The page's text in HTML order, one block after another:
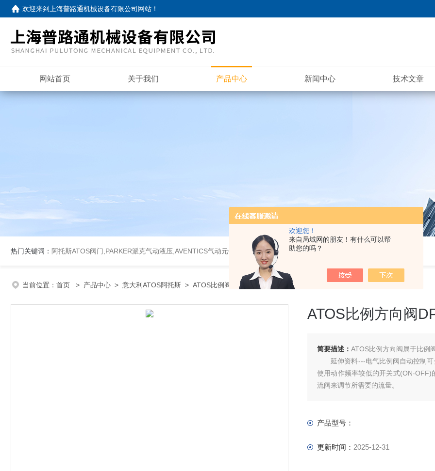
欢迎您！
来自局域网的朋友！有什么可以帮
助您的吗？
欢迎来到 上海普路通机械设备有限公司网站 ！
网站首页 关于我们 产品中心 新闻中心 技术文章
热门关键词： 阿托斯ATOS阀门,PARKER派克气动液压,AVENTICS气动元件
当前位置： 首页 > 产品中心 > 意大利ATOS阿托斯 > ATOS比例阀 > ATOS比例方向阀DPZO-LES-PS-271-D5/IQ现货
ATOS比例方向阀
简要描述： ATOS比例方向阀属于比例
延伸资料---电气比例阀自动控制可
使用动作频率较低的开关式(ON-
流阀来调节所需要的流量。
产品型号：
更新时间： 2025-12-31